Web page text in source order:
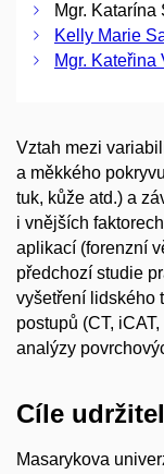
Mgr. Katarína
Kelly Marie
Mgr. Kateřina
Vztah mezi
a měkkého
tuk, kůže atd.) a
i vnějších
aplikací (forenzní
předchozí studie
vyšetření lidského
postupů (CT,
analýzy
Cíle
Masarykova